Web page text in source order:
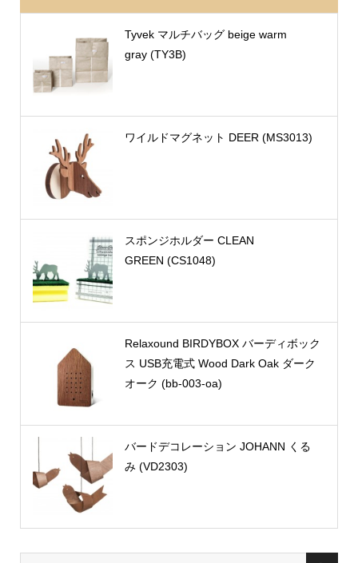
Tyvek マルチバッグ beige warm
gray (TY3B)
ワイルドマグネット DEER (MS3013)
スポンジホルダー CLEAN
GREEN (CS1048)
Relaxound BIRDYBOX バーディボック
ス USB充電式 Wood Dark Oak ダーク
オーク (bb-003-oa)
バードデコレーション JOHANN くる
み (VD2303)